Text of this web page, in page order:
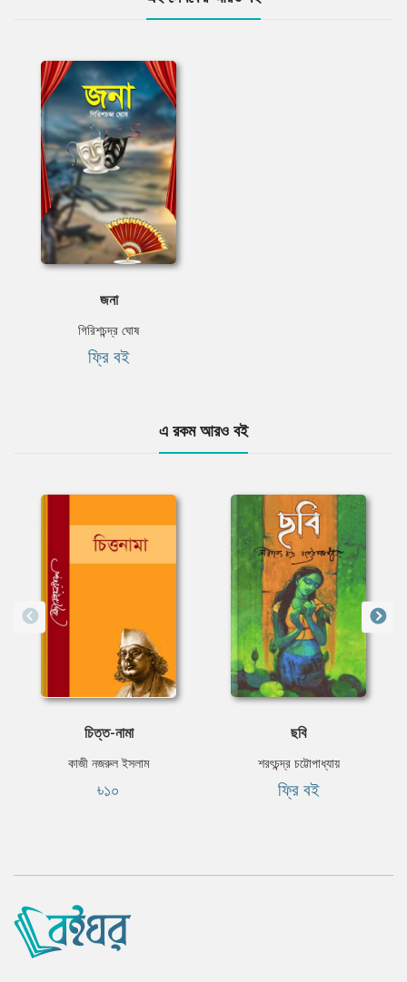
জনা
গিরিশচন্দ্র ঘোষ
ফ্রি বই
এ রকম আরও বই
চিত্ত-নামা
কাজী নজরুল ইসলাম
৳১০
ছবি
শরৎচন্দ্র চট্টোপাধ্যায়
ফ্রি বই